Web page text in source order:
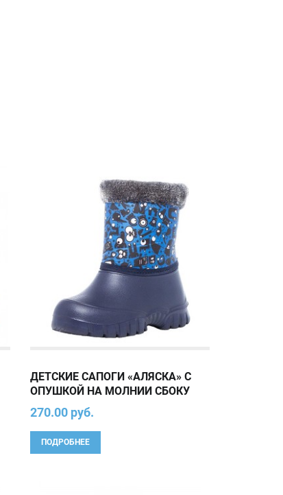
ДЕТСКИЕ САПОГИ «АЛЯСКА» С
ОПУШКОЙ НА МОЛНИИ СБОКУ
270.00 руб.
ПОДРОБНЕЕ